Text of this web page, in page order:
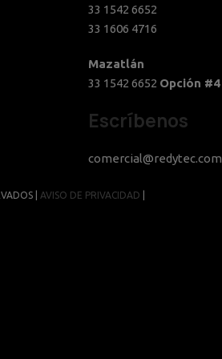
33 1542 6652
33 1606 4716
Mazatlán
33 1542 6652 Opción #4
Escríbenos
comercial@redytec.com
| AVISO DE PRIVACIDAD